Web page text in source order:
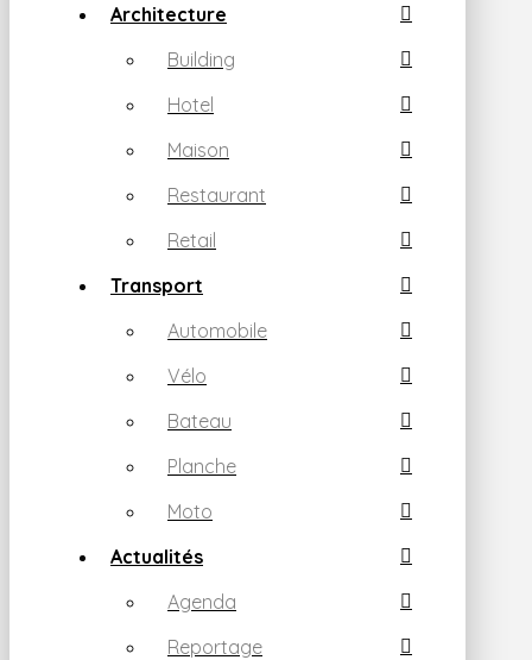
Architecture
Building
Hotel
Maison
Restaurant
Retail
Transport
Automobile
Vélo
Bateau
Planche
Moto
Actualités
Agenda
Reportage